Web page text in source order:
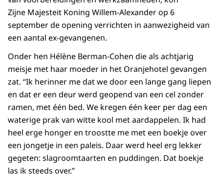
Zijne Majesteit Koning Willem-Alexander op 6
september de opening verrichten in aanwezigheid van
een aantal ex-gevangenen.
Onder hen Hélène Berman-Cohen die als achtjarig
meisje met haar moeder in het Oranjehotel gevangen
zat. “Ik herinner me dat we door een lange gang liepen
en dat er een deur werd geopend van een cel zonder
ramen, met één bed. We kregen één keer per dag een
waterige prak van witte kool met aardappelen. Ik had
heel erge honger en troostte me met een boekje over
een jongetje in een paleis. Daar werd heel erg lekker
gegeten: slagroomtaarten en puddingen. Dat boekje
las ik steeds over.”